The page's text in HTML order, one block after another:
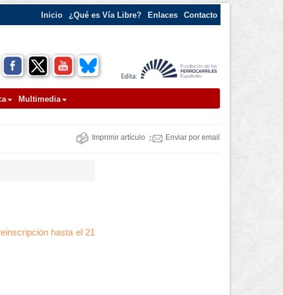
Inicio ¿Qué es Vía Libre? Enlaces Contacto
Multimedia
Imprimir artículo Enviar por email
hasta el 21